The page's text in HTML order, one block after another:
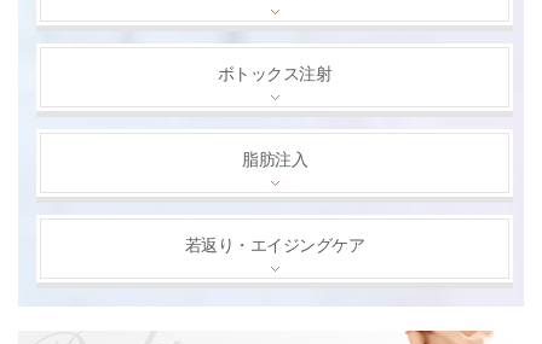
ボトックス注射
脂肪注入
若返り・エイジングケア